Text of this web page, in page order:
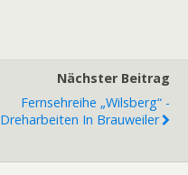
Nächster Beitrag
Fernsehreihe „Wilsberg“ -
Dreharbeiten In Brauweiler